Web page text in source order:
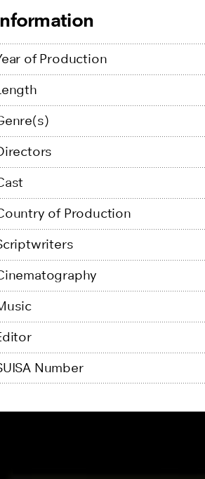
of Production
of Production
Number